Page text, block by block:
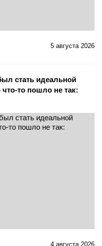
5 августа 2026
стать идеальной
то пошло не так:
4 августа 2026